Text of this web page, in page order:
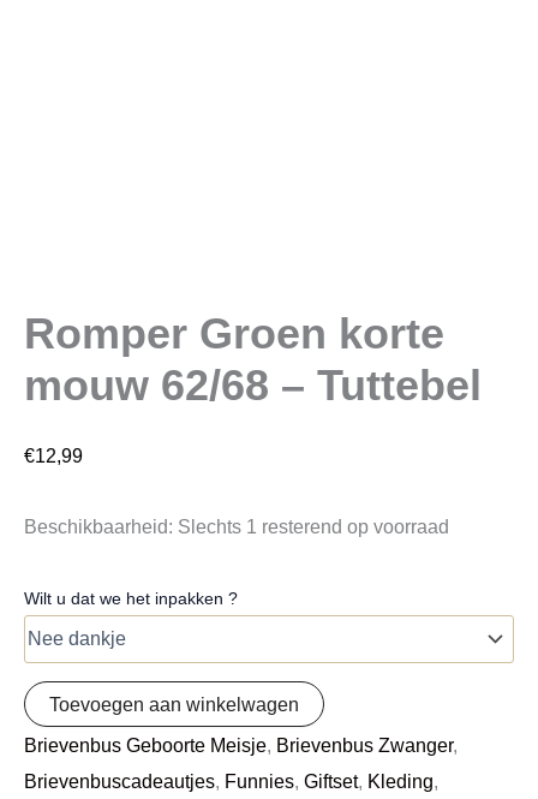
Romper Groen korte
mouw 62/68 – Tuttebel
€12,99
Beschikbaarheid: Slechts 1 resterend op voorraad
Wilt u dat we het inpakken ?
Toevoegen aan winkelwagen
Brievenbus Geboorte Meisje Brievenbus Zwanger,
Brievenbuscadeautjes Funnies Giftset, Kleding